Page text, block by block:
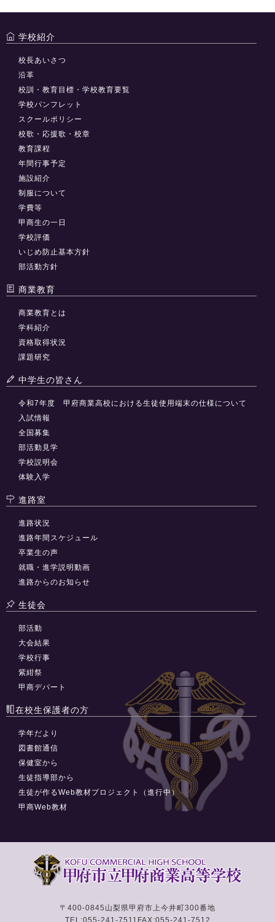
学校紹介
校長あいさつ
沿革
校訓・教育目標・学校教育要覧
学校パンフレット
スクールポリシー
校歌・応援歌・校章
教育課程
年間行事予定
施設紹介
制服について
学費等
甲商生の一日
学校評価
いじめ防止基本方針
部活動方針
商業教育
商業教育とは
学科紹介
資格取得状況
課題研究
中学生の皆さん
令和7年度 甲府商業高校における生徒使用端末の仕様について
入試情報
全国募集
部活動見学
学校説明会
体験入学
進路室
進路状況
進路年間スケジュール
卒業生の声
就職・進学説明動画
進路からのお知らせ
生徒会
部活動
大会結果
学校行事
紫紺祭
甲商デパート
在校生保護者の方
学年だより
図書館通信
保健室から
生徒指導部から
生徒が作るWeb教材プロジェクト（進行中）
甲商Web教材
〒400-0845 山梨県甲府市上今井町300番地
TEL:055-241-7511 FAX:055-241-7512